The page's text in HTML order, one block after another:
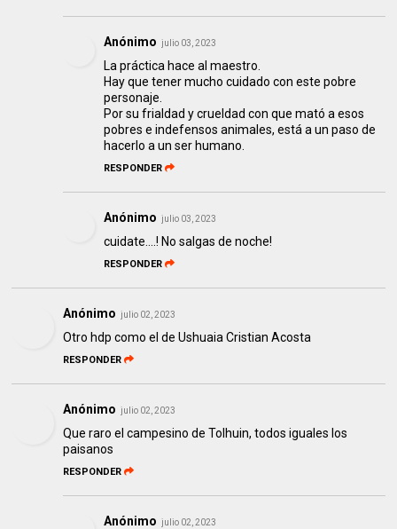
Anónimo julio 03, 2023
La práctica hace al maestro.
Hay que tener mucho cuidado con este pobre
personaje.
Por su frialdad y crueldad con que mató a esos
pobres e indefensos animales, está a un paso de
hacerlo a un ser humano.
RESPONDER
Anónimo julio 03, 2023
cuidate....! No salgas de noche!
RESPONDER
Anónimo julio 02, 2023
Otro hdp como el de Ushuaia Cristian Acosta
RESPONDER
Anónimo julio 02, 2023
Que raro el campesino de Tolhuin, todos iguales los
paisanos
RESPONDER
Anónimo julio 02, 2023